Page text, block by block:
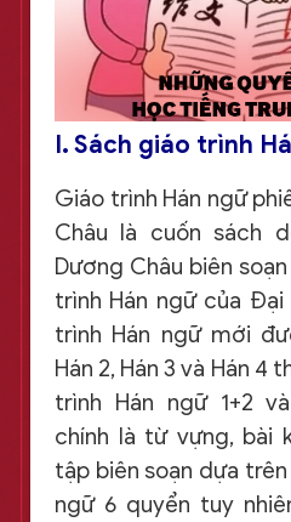
I. Sách giáo trình
Giáo trình Hán ngữ
Châu là cuốn sách
Dương Châu biên
trình Hán ngữ của Đại
trình Hán ngữ mới
Hán 2, Hán 3 và Hán 4
trình Hán ngữ 1+2
chính là từ vựng, bài
tập biên soạn dựa
ngữ 6 quyển tuy